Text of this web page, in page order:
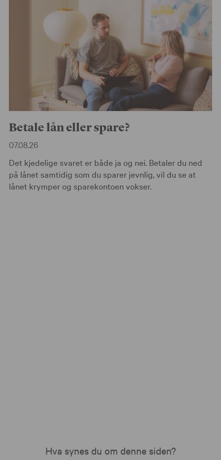
Betale lån eller spare?
07.08.26
Det kjedelige svaret er både ja og nei. Betaler du ned
på lånet samtidig som du sparer jevnlig, vil du se at
lånet krymper og sparekontoen vokser.
Hva synes du om denne siden?